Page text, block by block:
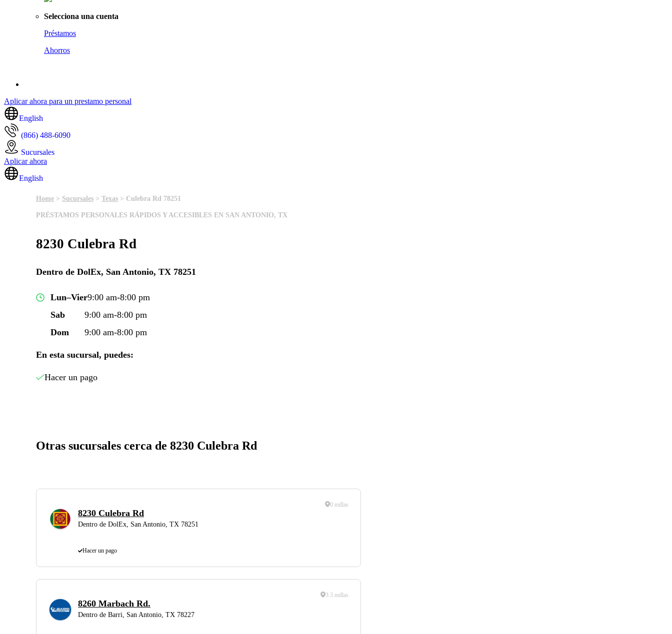
Selecciona una cuenta
Préstamos
Ahorros
Aplicar ahora para un prestamo personal
English
(866) 488-6090
Sucursales
Aplicar ahora
English
Home > Sucursales > Texas > Culebra Rd 78251
PRÉSTAMOS PERSONALES RÁPIDOS Y ACCESIBLES EN SAN ANTONIO, TX
8230 Culebra Rd
Dentro de DolEx, San Antonio, TX 78251
Lun–Vier9:00 am-8:00 pm
Sab
9:00 am-8:00 pm
Dom
9:00 am-8:00 pm
En esta sucursal, puedes:
Hacer un pago
Otras sucursales cerca de 8230 Culebra Rd
8230 Culebra Rd
Dentro de DolEx, San Antonio, TX 78251
0 millas
Hacer un pago
8260 Marbach Rd.
Dentro de Barri, San Antonio, TX 78227
3.3 millas